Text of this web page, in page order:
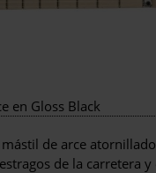
en Gloss Black
de arce
de la carretera y